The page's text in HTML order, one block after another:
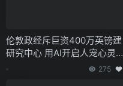
伦敦政经斥巨资400万英镑建
研究中心 用AI开启人宠心灵对
275